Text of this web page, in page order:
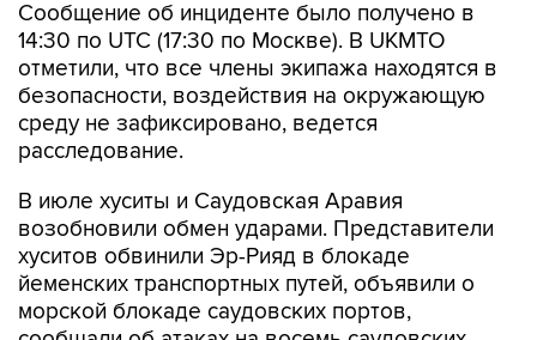
Сообщение об инциденте было получено в
14:30 по UTC (17:30 по Москве). В UKMTO
отметили, что все члены экипажа находятся в
безопасности, воздействия на окружающую
среду не зафиксировано, ведется
расследование.
В июле хуситы и Саудовская Аравия
возобновили обмен ударами. Представители
хуситов обвинили Эр-Рияд в блокаде
йеменских транспортных путей, объявили о
морской блокаде саудовских портов,